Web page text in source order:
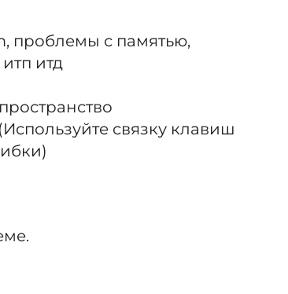
проблемы с памятью,
итд
связку клавиш